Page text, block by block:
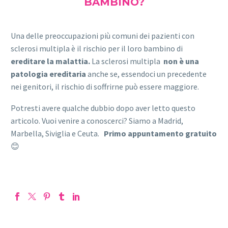
Una delle preoccupazioni più comuni dei pazienti con
sclerosi multipla è il rischio per il loro bambino di
ereditare la malattia. La sclerosi multipla non è una
patologia ereditaria anche se, essendoci un precedente
nei genitori, il rischio di soffrirne può essere maggiore.
Potresti avere qualche dubbio dopo aver letto questo
articolo. Vuoi venire a conoscerci? Siamo a Madrid,
Marbella, Siviglia e Ceuta. Primo appuntamento gratuito
😊